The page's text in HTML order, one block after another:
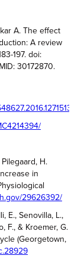
A. The effect
A review
197. doi:
30172870.
H.
in
29626392/
E., Senovilla, L.,
F., & Kroemer, G.
(Georgetown,